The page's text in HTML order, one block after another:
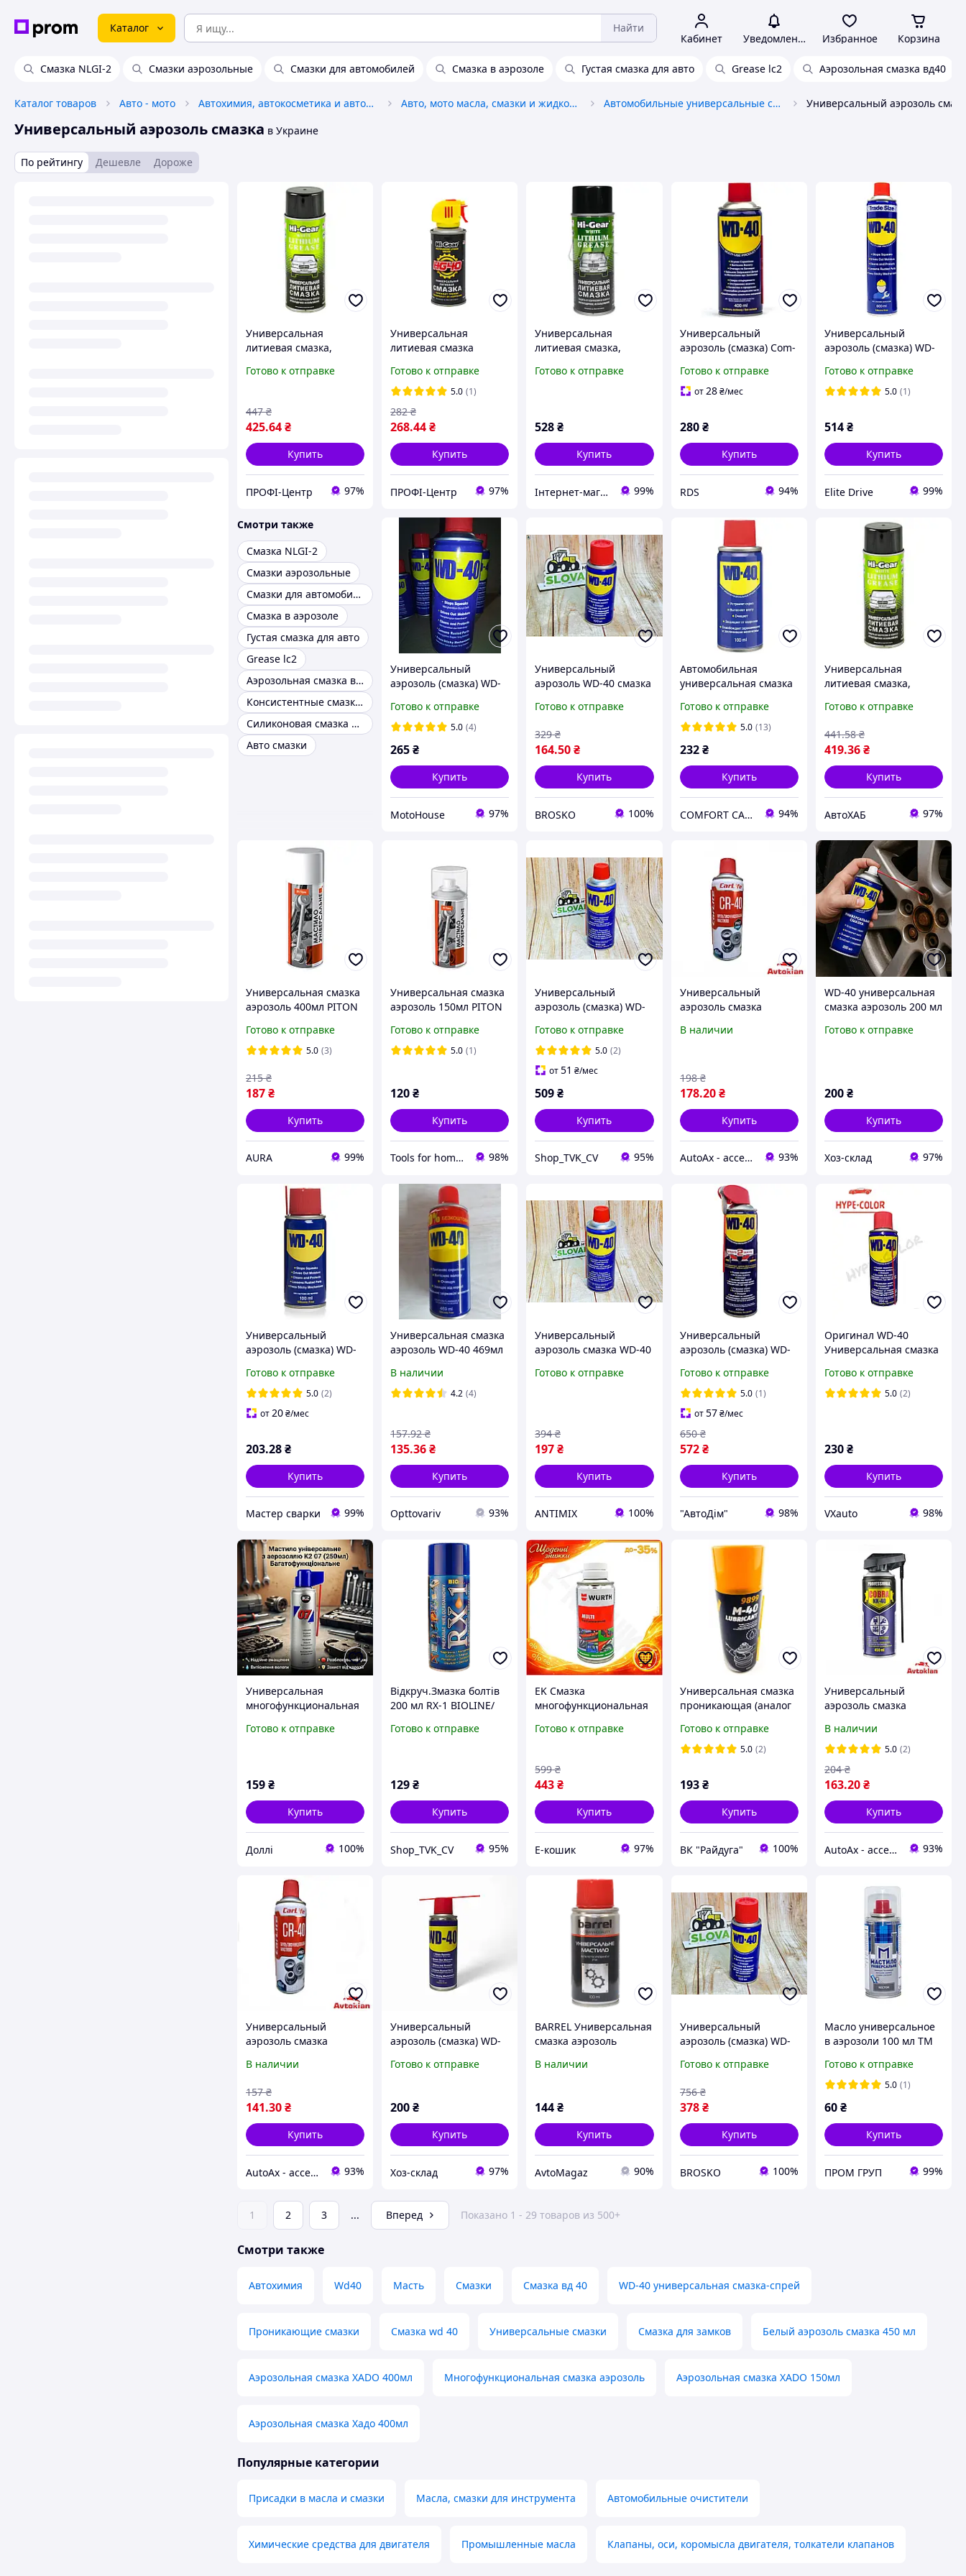
Каталог Найти
Кабинет Уведомления Избранное Корзина
Смазка NLGI-2 Смазки аэрозольные Смазки для автомобилей Смазка в аэрозоле Густая смазка для авто Grease lc2 Аэрозольная смазка вд40
Каталог товаров Авто - мото Автохимия, автокосметика и автомасла Авто, мото масла, смазки и жидкости Автомобильные универсальные смазки Универсальный аэрозоль
Универсальный аэрозоль смазка в Украине
По рейтингу Дешевле Дороже
Универсальная
литиевая смазка,
Готово к отправке
425.64₴
447 ₴
Купить
ПРОФІ-Центр 97%
Универсальная
литиевая смазка
HG5504 (142 г)
Готово к отправке
5.0 (1)
268.44₴
282 ₴
Купить
ПРОФІ-Центр 97%
Универсальная
литиевая смазка,
упак 12шт
Готово к отправке
528₴
Купить
Інтернет-магазин "Запчастини до авто і не тільки" 99%
Универсальный
аэрозоль (смазка) Com-
Готово к отправке
от28 ₴/мес
280 ₴
Купить
RDS 94%
Универсальный
аэрозоль (смазка) WD-
(5032227480100)
Готово к отправке
5.0 (1)
514₴
Купить
Elite Drive 99%
Смотри также
Смазка NLGI-2
Смазки аэрозольные
Смазки для автомобилей
Смазка в аэрозоле
Густая смазка для авто
Grease lc2
Аэрозольная смазка вд40
Консистентные смазки для автомобилей
Силиконовая смазка аэрозоль 450 мл
Авто смазки
Универсальный
аэрозоль (смазка) WD-
Готово к отправке
5.0 (4)
265₴
Купить
MotoHouse 97%
Универсальный
аэрозоль WD-40 смазка
производства защита
деталей 200 мл
Готово к отправке
164.50₴
329 ₴
Купить
BROSKO 100%
Автомобильная
универсальная смазка
40
Готово к отправке
5.0 (13)
232 ₴
Купить
COMFORT CAR Интернет магазин 94%
Универсальная
литиевая смазка,
Готово к отправке
419.36₴
441.58 ₴
Купить
АвтоХАБ 97%
Универсальная смазка
аэрозоль 400мл PITON
Готово к отправке
5.0 (3)
187₴
215 ₴
Купить
AURA 99%
Универсальная смазка
аэрозоль 150мл PITON
Готово к отправке
5.0 (1)
120₴
Купить
Tools for home -Інструменти для дому 98%
Универсальный
аэрозоль (смазка) WD-
Готово к отправке
5.0 (2)
от51 ₴/мес
509₴
Купить
Shop_TVK_CV 95%
Универсальный
аэрозоль смазка
апликатором носиком
В наличии
178.20 ₴
198 ₴
Купить
AutoAx - accessory 93%
WD-40 универсальная
смазка аэрозоль 200 мл
устранение скрипа и
Готово к отправке
200₴
Купить
Хоз-склад 97%
Универсальный
аэрозоль (смазка) WD-
Готово к отправке
5.0 (2)
от20₴/мес
203.28₴
Купить
Мастер сварки 99%
Универсальная смазка
аэрозоль WD-40 469мл
В наличии
4.2 (4)
135.36₴
157.92 ₴
Купить
Opttovariv 93%
Универсальный
аэрозоль смазка WD-40
коррозии и ухода за
Готово к отправке
197₴
394 ₴
Купить
ANTIMIX 100%
Универсальный
аэрозоль (смазка) WD-
(124W700051)
Готово к отправке
5.0 (1)
от57 ₴/мес
572 ₴
650 ₴
Купить
"АвтоДім" 98%
Оригинал WD-40
Универсальная смазка
Готово к отправке
5.0 (2)
230₴
Купить
VXauto 98%
Универсальная
многофункциональная
(250мл) Multi-Purpose
Готово к отправке
159₴
Купить
Доллі 100%
Відкруч.Змазка болтів
200 мл RX-1 BIOLINE/
МАСТИЛО/ аерозоль
Готово к отправке
129₴
Купить
Shop_TVK_CV 95%
EK Смазка
многофункциональная
Original Design
аэрозоль для смазки и
за HFX17_E
Готово к отправке
443₴
599 ₴
Купить
Е-кошик 97%
Универсальная смазка
проникающая (аналог
(лучший жидкий ключ)
MANNOL (9899) 450мл
Готово к отправке
5.0 (2)
193 ₴
Купить
ВК "Райдуга" 100%
Универсальный
аэрозоль смазка
450ml "COBRA"
NX45600 NX-40
"PROFESSIONAL"с
апликатором
В наличии
5.0 (2)
163.20₴
204 ₴
Купить
AutoAx - accessory 93%
Универсальный
аэрозоль смазка
многофункциональная
(CF452)
В наличии
141.30₴
157 ₴
Купить
AutoAx - accessory 93%
Универсальный
аэрозоль (смазка) WD-
Готово к отправке
200₴
Купить
Хоз-склад 97%
BARREL Универсальная
смазка аэрозоль
В наличии
144₴
Купить
AvtoMagaz 90%
Универсальный
аэрозоль (смазка) WD-
Готово к отправке
378 ₴
756 ₴
Купить
BROSKO 100%
Масло универсальное
в аэрозоли 100 мл TM
Готово к отправке
5.0 (1)
60₴
Купить
ПРОМ ГРУП 99%
1 2 3 ... Вперед Показано 1 - 29 товаров из 500+
Смотри также
Автохимия Wd40 Масть Смазки Смазка вд 40 WD-40 универсальная смазка-спрей
Проникающие смазки Смазка wd 40 Универсальные смазки Смазка для замков Белый аэрозоль смазка 450 мл
Аэрозольная смазка XADO 400мл Многофункциональная смазка аэрозоль Аэрозольная смазка XADO 150мл
Аэрозольная смазка Хадо 400мл
Популярные категории
Присадки в масла и смазки Масла, смазки для инструмента Автомобильные очистители
Химические средства для двигателя Промышленные масла Клапаны, оси, коромысла двигателя, толкатели клапанов